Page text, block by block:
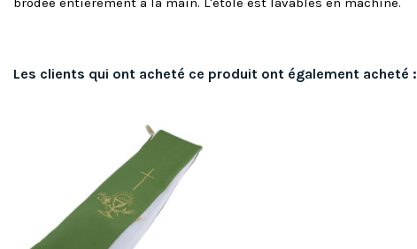
Les clients qui ont acheté ce produit ont également acheté :